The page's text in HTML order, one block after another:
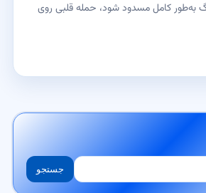
به‌طور کامل مسدود شود، حمله قلبی روی
جستجو